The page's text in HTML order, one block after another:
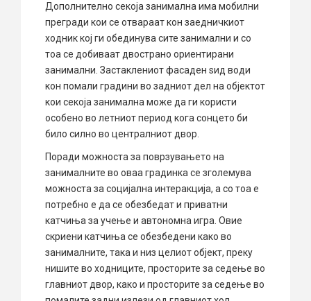
Дополнително секоја занимална има мобилни
прегради кои се отвараат кон заедничкиот
ходник кој ги обединува сите занимални и со
тоа се добиваат двострано ориентирани
занимални. Застаклениот фасаден ѕид води
кон помали градини во задниот дел на објектот
кои секоја занимална може да ги користи
особено во летниот период кога сонцето би
било силно во централниот двор.
Поради можноста за поврзувањето на
занималните во оваа градинка се зголемува
можноста за социјална интеракција, а со тоа е
потребно е да се обезбедат и приватни
катчиња за учење и автономна игра. Овие
скриени катчиња се обезбедени како во
занималните, така и низ целиот објект, преку
нишите во ходниците, просторите за седење во
главниот двор, како и просторите за седење во